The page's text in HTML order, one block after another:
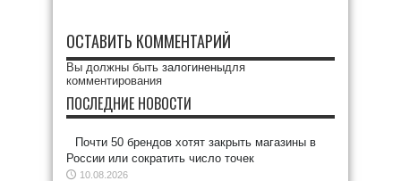
ОСТАВИТЬ КОММЕНТАРИЙ
Вы должны быть залогиненыдля
комментирования
ПОСЛЕДНИЕ НОВОСТИ
Почти 50 брендов хотят закрыть магазины в
России или сократить число точек
10.08.2026